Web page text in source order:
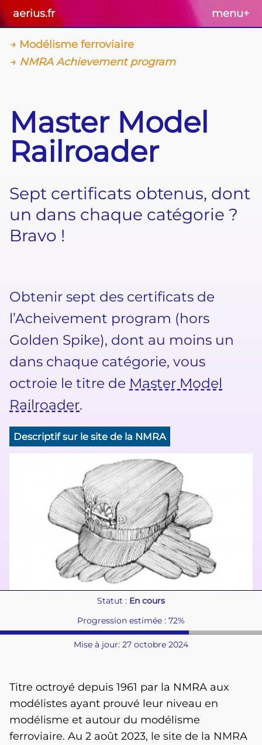
aerius.fr menu+
Modélisme ferroviaire
NMRA Achievement program
Master Model
Railroader
Sept certificats obtenus, dont
un dans chaque catégorie ?
Bravo !
Obtenir sept des certificats de
l’Acheivement program (hors
Golden Spike), dont au moins un
dans chaque catégorie, vous
octroie le titre de Master Model
Railroader.
Descriptif sur le site de la NMRA
Statut : En cours
Progression estimée : 72%
Mise à jour: 27 octobre 2024
Titre octroyé depuis 1961 par la NMRA aux
modélistes ayant prouvé leur niveau en
modélisme et autour du modélisme
ferroviaire. Au 2 août 2023, le site de la NMRA